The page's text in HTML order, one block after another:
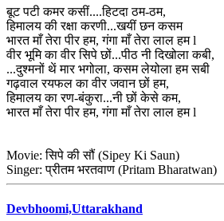
बूट पटी कमर कसीं....हिटदा ठम-ठम,
हिमालय की रक्षा करणी...खयीं छन कसम
भारत माँ तेरा पीर हम, गंगा माँ तेरा लाल हम l
वीर भूमि का वीर सिपे छों...पीठ नी दिखोला कबी,
...दुश्मनों थें मार भगोला, कसम लेयोला हम सबी
गढ़वाल रयफल का वीर जवान छों हम,
हिमालय का रण-बंकुरा...नी छों केसे कम,
भारत माँ तेरा पीर हम, गंगा माँ तेरा लाल हम l
Movie: सिपे की सौं (Sipey Ki Saun)
Singer: प्रीतम भरतवाण (Pritam Bharatwan)
Devbhoomi,Uttarakhand